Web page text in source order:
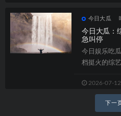
今日大瓜
今日大瓜：
急叫停
今日娱乐吃
档挺火的综
2026-07-12
下一